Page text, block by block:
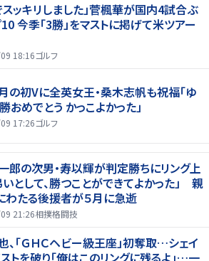
スッキリしました」菅楓華が国内4試合ぶ
10 今季「3勝」をマストに掲げて米ツアー
18:16ゴルフ
の初Vに全英女王・桑木志帆も祝福「ゆ
おめでとう かっこよかった」
17:26ゴルフ
郎の次男・寿以輝が判定勝ちにリング上
いとして、勝つことができてよかった」 親
わたる後援者が５月に急逝
21:26相撲格闘技
、「ＧＨＣヘビー級王座」初奪取…シェイ
ストを破り「俺はこのリングに残るよ」…一